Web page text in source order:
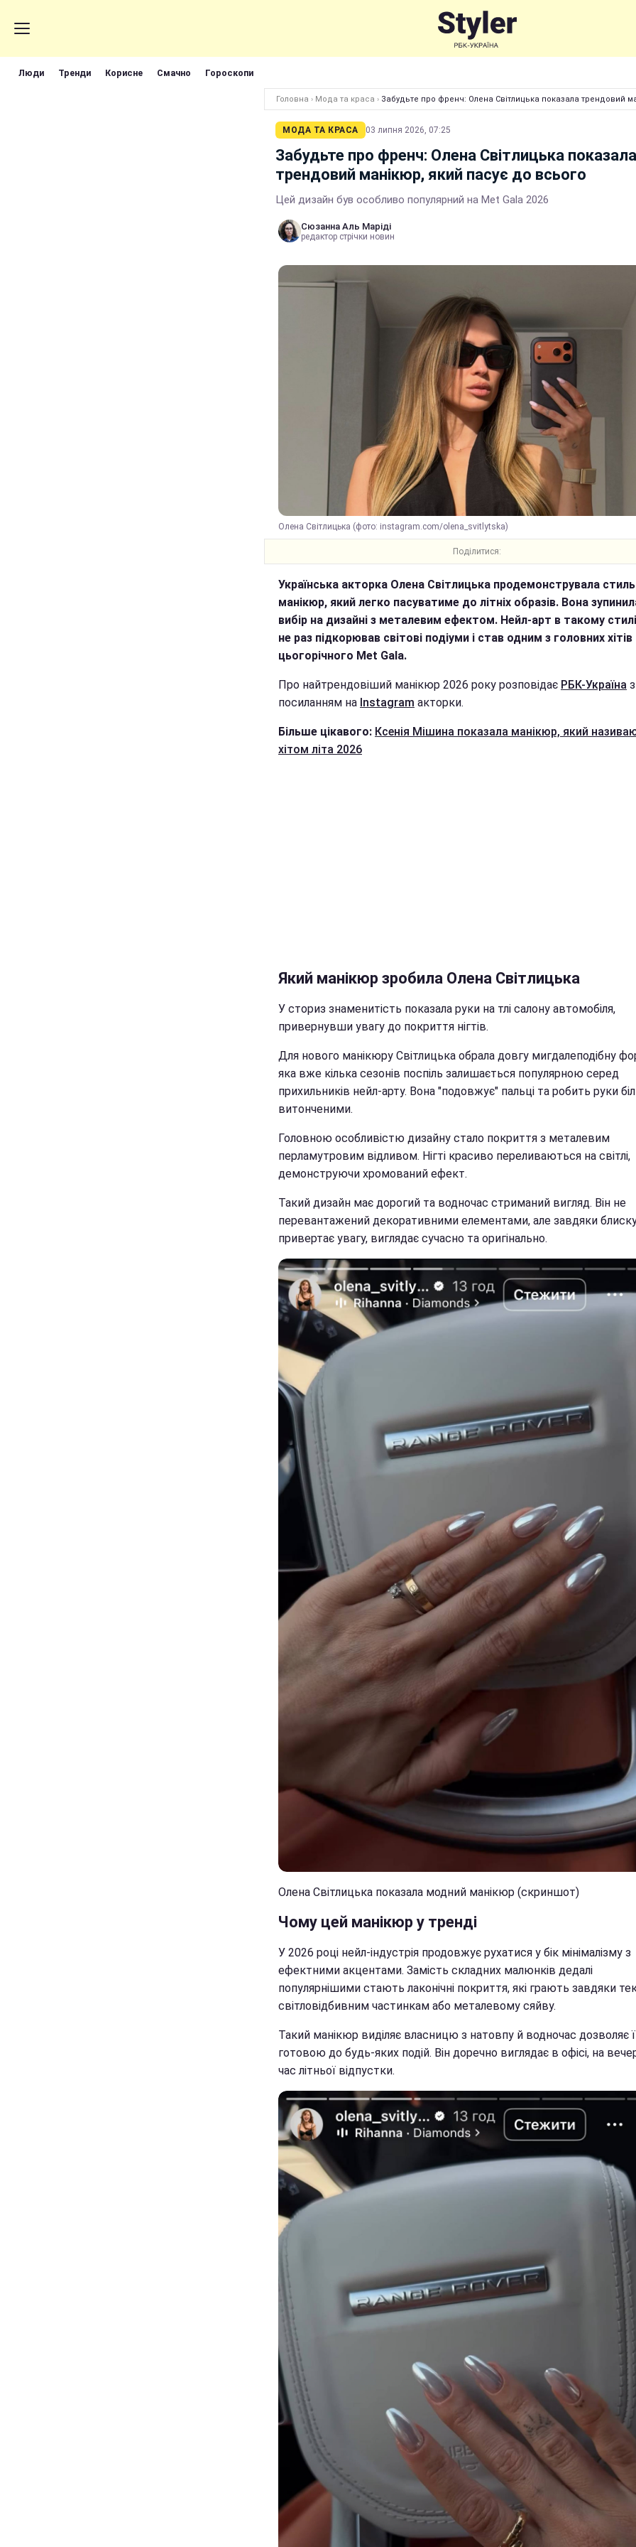
Люди Тренди Корисне Смачно Гороскопи
Головна › Мода та краса › Забудьте про френч: Олена Світлицька показала трендовий
МОДА ТА КРАСА 03 липня 2026, 07:25
Забудьте про френч: Олена Світлицька показала
трендовий манікюр, який пасує до всього
Цей дизайн був особливо популярний на Met Gala 2026
Сюзанна Аль Маріді
редактор стрічки новин
Олена Світлицька (фото: instagram.com/olena_svitlytska)
Поділитися:
Українська акторка Олена Світлицька продемонструвала
манікюр, який легко пасуватиме до літніх образів. Вона
вибір на дизайні з металевим ефектом. Нейл-арт в такому
не раз підкорював світові подіуми і став одним з головних хітів
цьогорічного Met Gala.
Про найтрендовіший манікюр 2026 року розповідає РБК-Україна з
посиланням на Instagram акторки.
Більше цікавого: Ксенія Мішина показала манікюр, який
хітом літа 2026
Який манікюр зробила Олена Світлицька
У сториз знаменитість показала руки на тлі салону автомобіля,
привернувши увагу до покриття нігтів.
Для нового манікюру Світлицька обрала довгу мигдалеподібну
яка вже кілька сезонів поспіль залишається популярною серед
прихильників нейл-арту. Вона "подовжує" пальці та робить руки
витонченими.
Головною особливістю дизайну стало покриття з металевим
перламутровим відливом. Нігті красиво переливаються на світлі,
демонструючи хромований ефект.
Такий дизайн має дорогий та водночас стриманий вигляд. Він не
перевантажений декоративними елементами, але завдяки
привертає увагу, виглядає сучасно та оригінально.
Олена Світлицька показала модний манікюр (скриншот)
Чому цей манікюр у тренді
У 2026 році нейл-індустрія продовжує рухатися у бік мінімалізму з
ефектними акцентами. Замість складних малюнків дедалі
популярнішими стають лаконічні покриття, які грають завдяки
світловідбивним частинкам або металевому сяйву.
Такий манікюр виділяє власницю з натовпу й водночас дозволяє
готовою до будь-яких подій. Він доречно виглядає в офісі, на
час літньої відпустки.